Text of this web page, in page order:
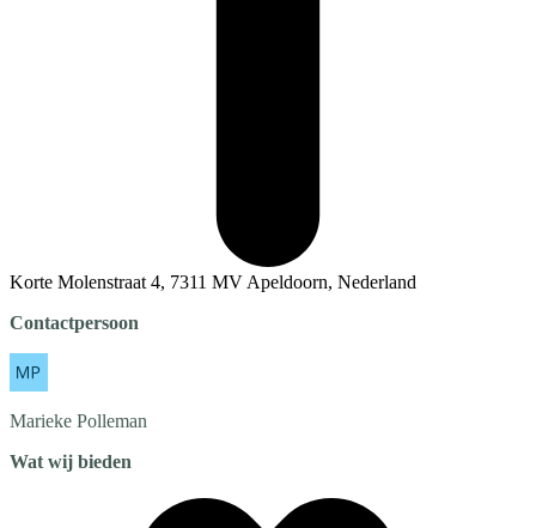
Korte Molenstraat 4, 7311 MV Apeldoorn, Nederland
Contactpersoon
Marieke Polleman
Wat wij bieden